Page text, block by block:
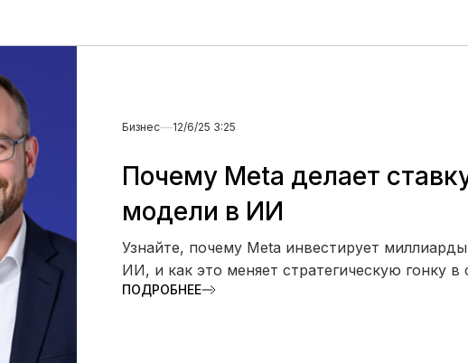
Бизнес 12/6/25 3:25
Почему Meta делает
модели в ИИ
Узнайте, почему Meta инвестирует
ИИ, и как это меняет стратегическую гонку в
ПОДРОБНЕЕ